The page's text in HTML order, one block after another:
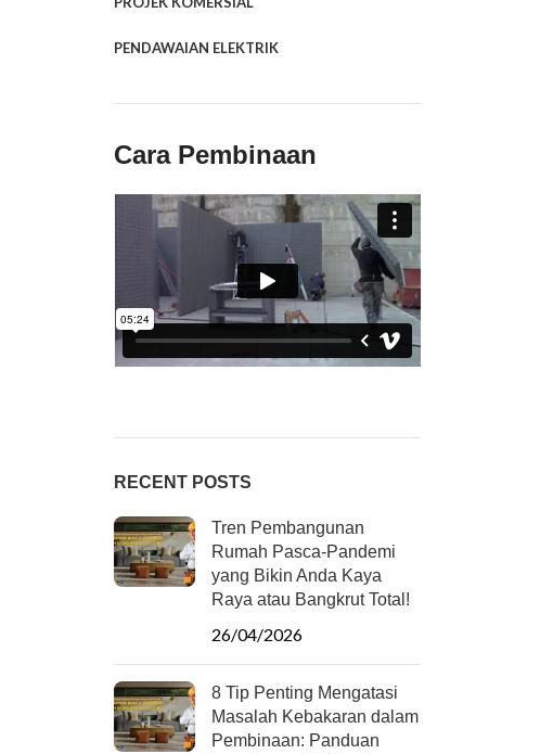
PENDAWAIAN ELEKTRIK
Cara Pembinaan
RECENT POSTS
Tren Pembangunan
Rumah Pasca-Pandemi
yang Bikin Anda Kaya
Raya atau Bangkrut Total!
26/04/2026
8 Tip Penting Mengatasi
Masalah Kebakaran dalam
Pembinaan: Panduan